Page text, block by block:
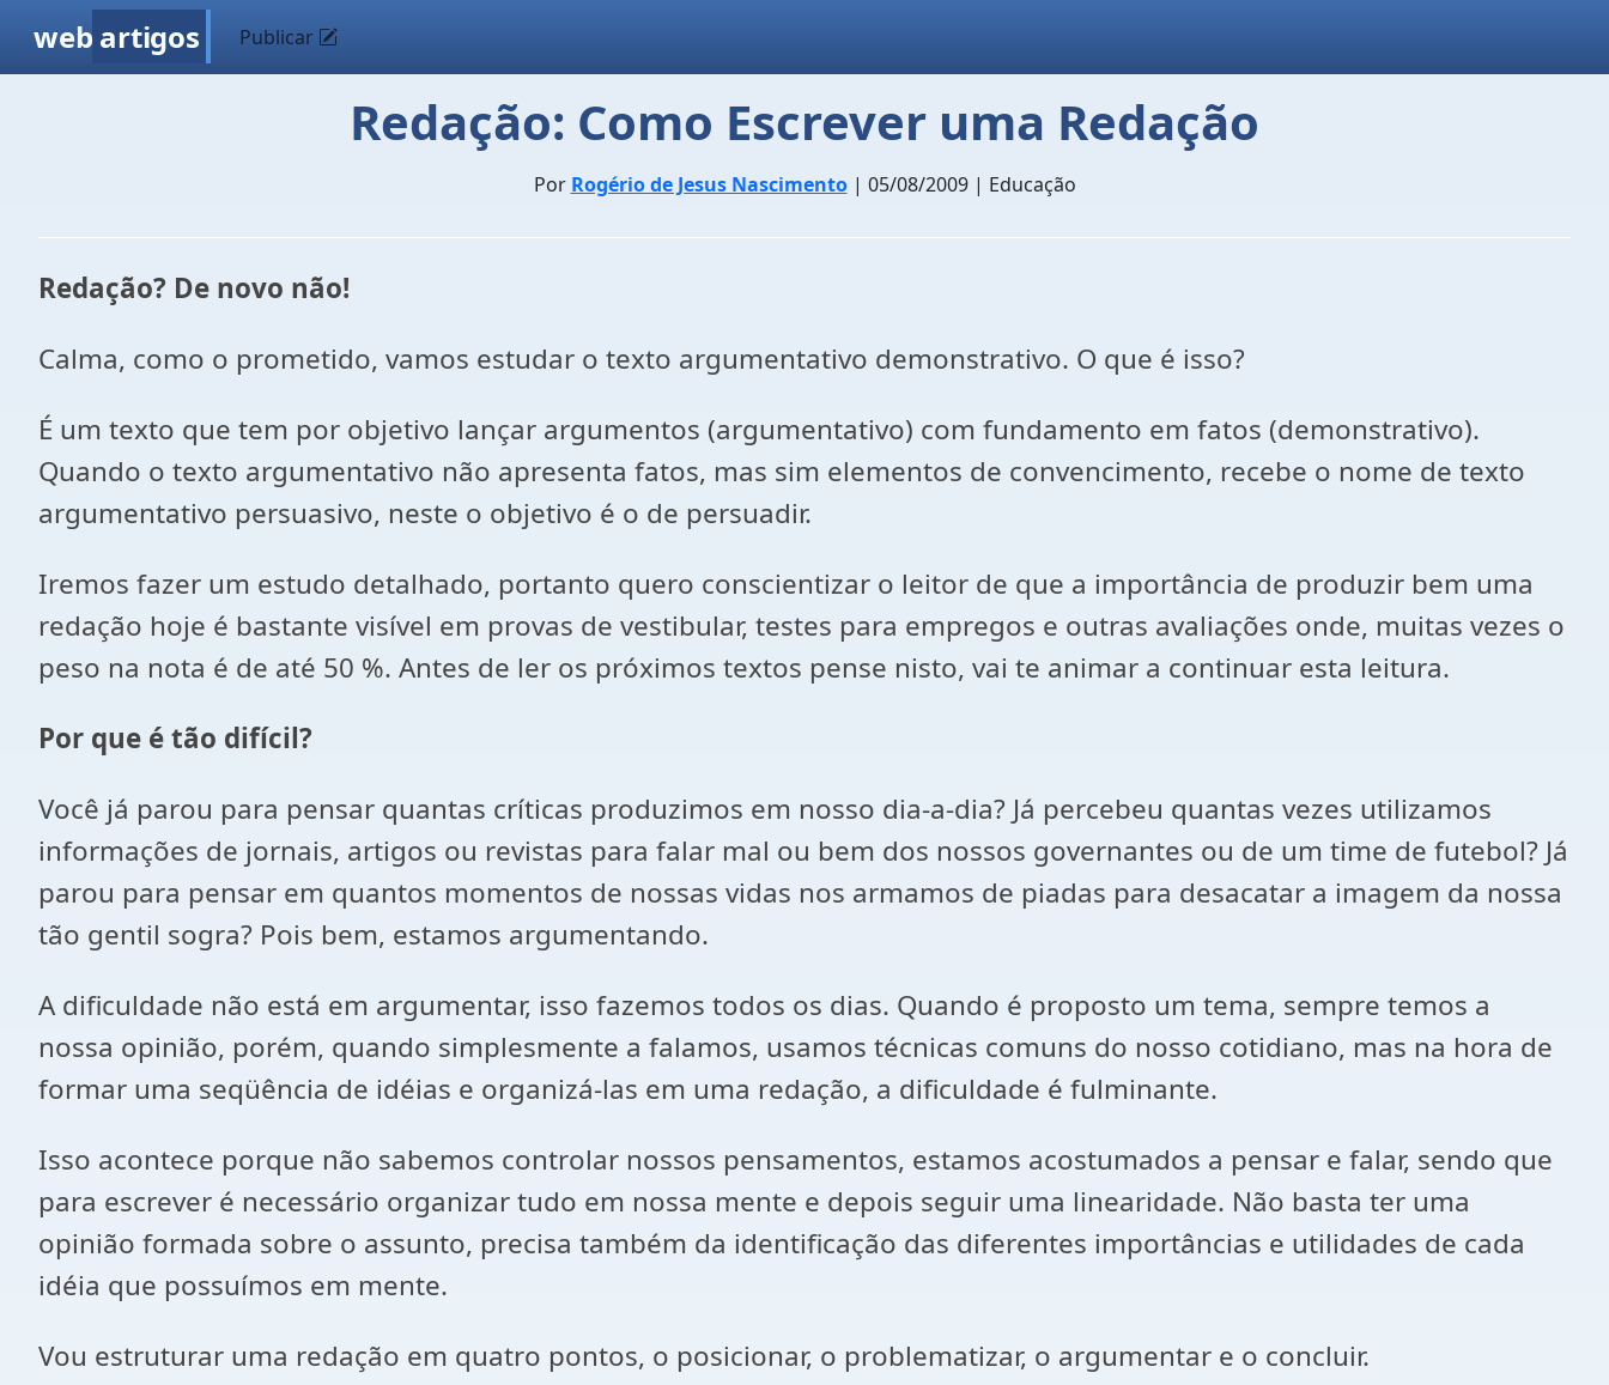
web artigos Publicar
Redação: Como Escrever uma Redação
Por Rogério de Jesus Nascimento| 05/08/2009 | Educação
Redação? De novo não!
Calma, como o prometido, vamos estudar o texto argumentativo demonstrativo. O que é isso?
É um texto que tem por objetivo lançar argumentos (argumentativo) com fundamento em fatos (demonstrativo).
Quando o texto argumentativo não apresenta fatos, mas sim elementos de convencimento, recebe o nome de texto
argumentativo persuasivo, neste o objetivo é o de persuadir.
Iremos fazer um estudo detalhado, portanto quero conscientizar o leitor de que a importância de produzir bem uma
redação hoje é bastante visível em provas de vestibular, testes para empregos e outras avaliações onde, muitas vezes o
peso na nota é de até 50 %. Antes de ler os próximos textos pense nisto, vai te animar a continuar esta leitura.
Por que é tão difícil?
Você já parou para pensar quantas críticas produzimos em nosso dia-a-dia? Já percebeu quantas vezes utilizamos
informações de jornais, artigos ou revistas para falar mal ou bem dos nossos governantes ou de um time de futebol? Já
parou para pensar em quantos momentos de nossas vidas nos armamos de piadas para desacatar a imagem da nossa
tão gentil sogra? Pois bem, estamos argumentando.
A dificuldade não está em argumentar, isso fazemos todos os dias. Quando é proposto um tema, sempre temos a
nossa opinião, porém, quando simplesmente a falamos, usamos técnicas comuns do nosso cotidiano, mas na hora de
formar uma seqüência de idéias e organizá-las em uma redação, a dificuldade é fulminante.
Isso acontece porque não sabemos controlar nossos pensamentos, estamos acostumados a pensar e falar, sendo que
para escrever é necessário organizar tudo em nossa mente e depois seguir uma linearidade. Não basta ter uma
opinião formada sobre o assunto, precisa também da identificação das diferentes importâncias e utilidades de cada
idéia que possuímos em mente.
Vou estruturar uma redação em quatro pontos, o posicionar, o problematizar, o argumentar e o concluir.